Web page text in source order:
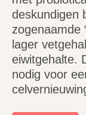
deskundigen
zogenaamde
lager
eiwitgehalte.
nodig voor